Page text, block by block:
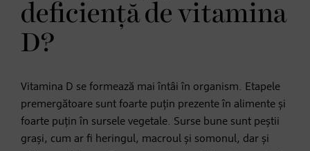
deficiență de vitamina
D?
Vitamina D se formează mai întâi în organism. Etapele
premergătoare sunt foarte puțin prezente în alimente și
foarte puțin în sursele vegetale. Surse bune sunt peștii
grași, cum ar fi heringul, macroul și somonul, dar și